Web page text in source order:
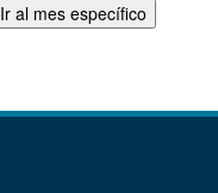
Ir al mes específico